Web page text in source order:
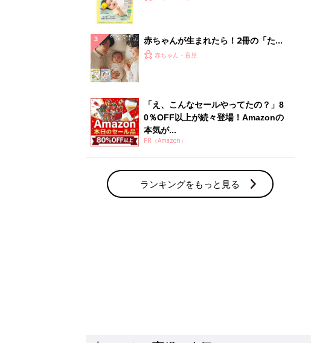
赤ちゃんが生まれたら！2冊の「たま
ひよ」
赤ちゃん・育児
「え、こんなセールやってたの？」8
0％OFF以上が続々登場！Amazonの
本気が...
PR（Amazon）
ランキングをもっと見る